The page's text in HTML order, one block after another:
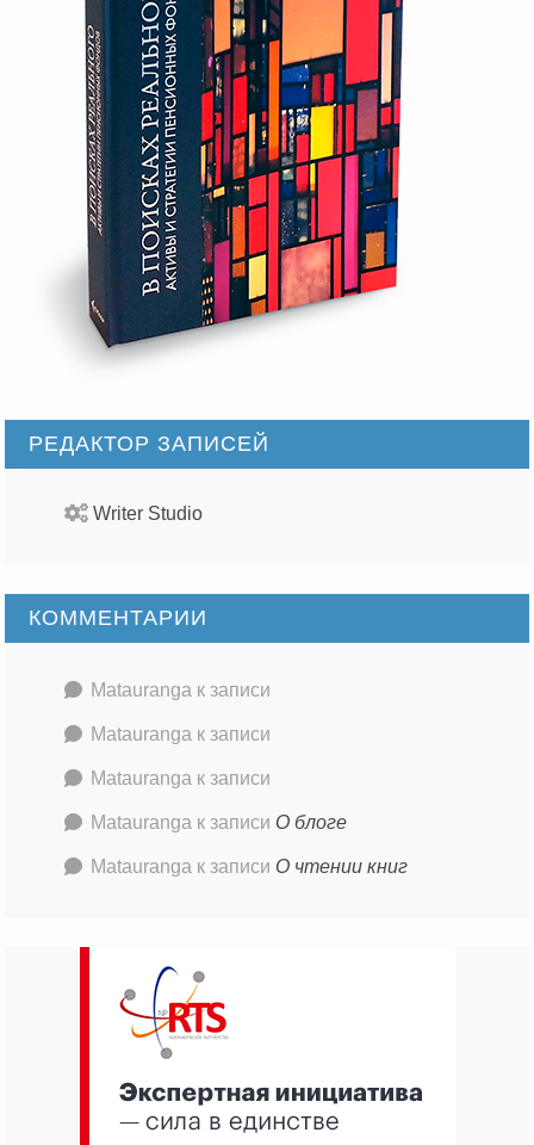
РЕДАКТОР ЗАПИСЕЙ
Writer Studio
КОММЕНТАРИИ
Matauranga к записи
Matauranga к записи
Matauranga к записи
Matauranga к записи О блоге
Matauranga к записи О чтении книг